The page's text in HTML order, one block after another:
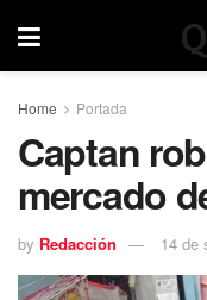
Home Portada
Captan
mercado
by Redacción 14 de